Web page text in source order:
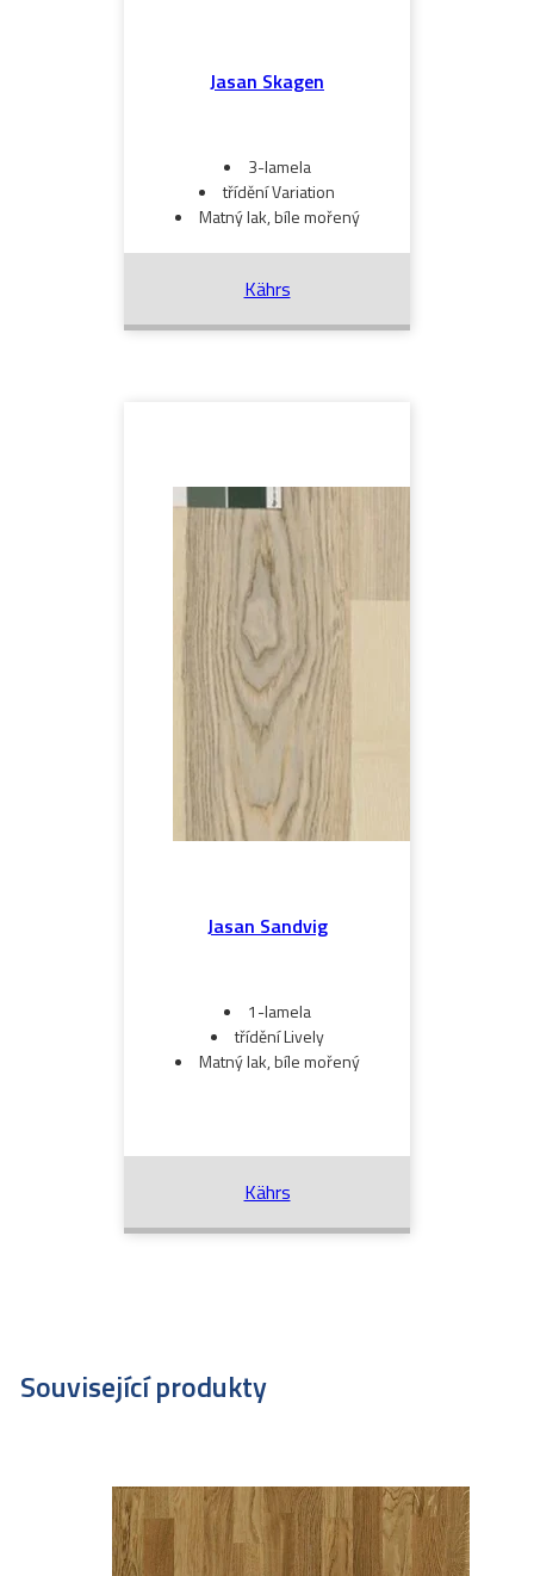
Jasan Skagen
3-lamela
třídění Variation
Matný lak, bíle mořený
Kährs
Jasan Sandvig
1-lamela
třídění Lively
Matný lak, bíle mořený
Kährs
Související produkty